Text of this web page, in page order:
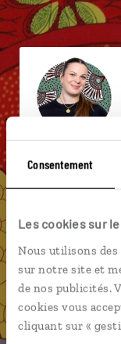
Consentement
Les cookies sur
Nous utilisons
sur notre site et
de nos publicités.
cookies vous
cliquant sur «
spécialistes
près de vos
Échangez
connectés
téléphone.
Vous
pendant et